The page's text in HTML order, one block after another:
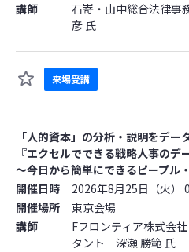
講師
石嵜・山中総合法律
彦 氏
来場受講
「人的資本」の分析・説明をデー
『エクセルでできる戦略人事のデ
～今日から簡単にできるピープル
開催日時
2026年8月25日（火）
開催場所
東京会場
講師
Fフロンティア株式会
タント 深瀬 勝範 氏